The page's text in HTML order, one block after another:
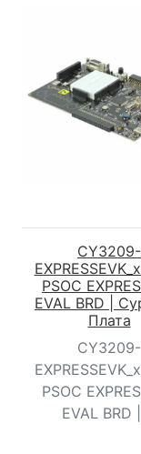
CY3209-
PSOC
EVAL BRD |
Плата
CY3209-
PSOC
EVAL BRD